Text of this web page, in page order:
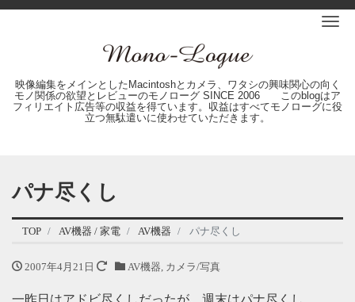
映像編集をメインとしたMacintoshとカメラ、ワタシの興味関心の向く
モノ関係の欲望とレビューのモノローグ SINCE 2006 このblogはア
フィリエイト広告等の収益を得ています。収益はすべてモノローグに役
立つ無駄遣いに使わせていただきます。
パナ尽くし
TOP AV機器 / 家電 AV機器 パナ尽くし
2007年4月21日 AV機器, カメラ/写真
一昨日はアドビ尽くしだったが、週末はパナ尽くし